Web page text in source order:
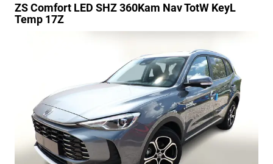
ZSComfort LED SHZ 360Kam Nav TotW KeyL
Temp 17Z